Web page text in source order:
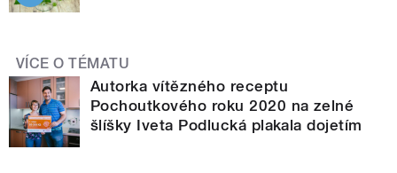
VÍCE O TÉMATU
Autorka vítězného receptu
Pochoutkového roku 2020 na zelné
šlíšky Iveta Podlucká plakala dojetím